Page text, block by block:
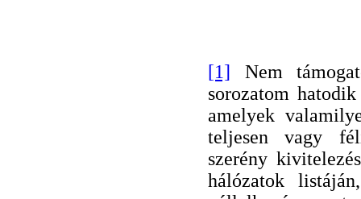
[1]
Nem
sorozatom
amelyek
teljesen vagy
szerény
hálózatok